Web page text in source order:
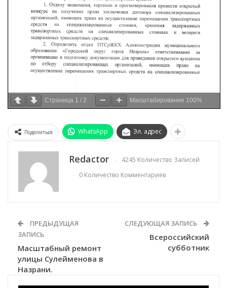
Страница 1 / 2 Масштабирование 100%
Поделиться WhatsApp Эл. адрес
Redactor
4245 Количество Записей
0 Количество Комментариев
ПРЕДЫДУЩАЯ
ЗАПИСЬ
Масштабный ремонт
улицы Сулейменова в
Назрани.
СЛЕДУЮЩАЯ ЗАПИСЬ
Всероссийский
субботник